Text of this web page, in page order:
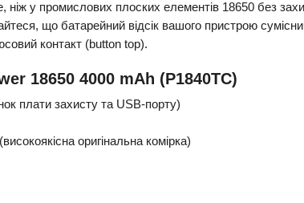
ніж у промислових плоских елементів 18650 без
що батарейний відсік вашого пристрою
контакт (button top).
18650 4000 mAh (P1840TC)
плати захисту та USB-порту)
оригінальна комірка)